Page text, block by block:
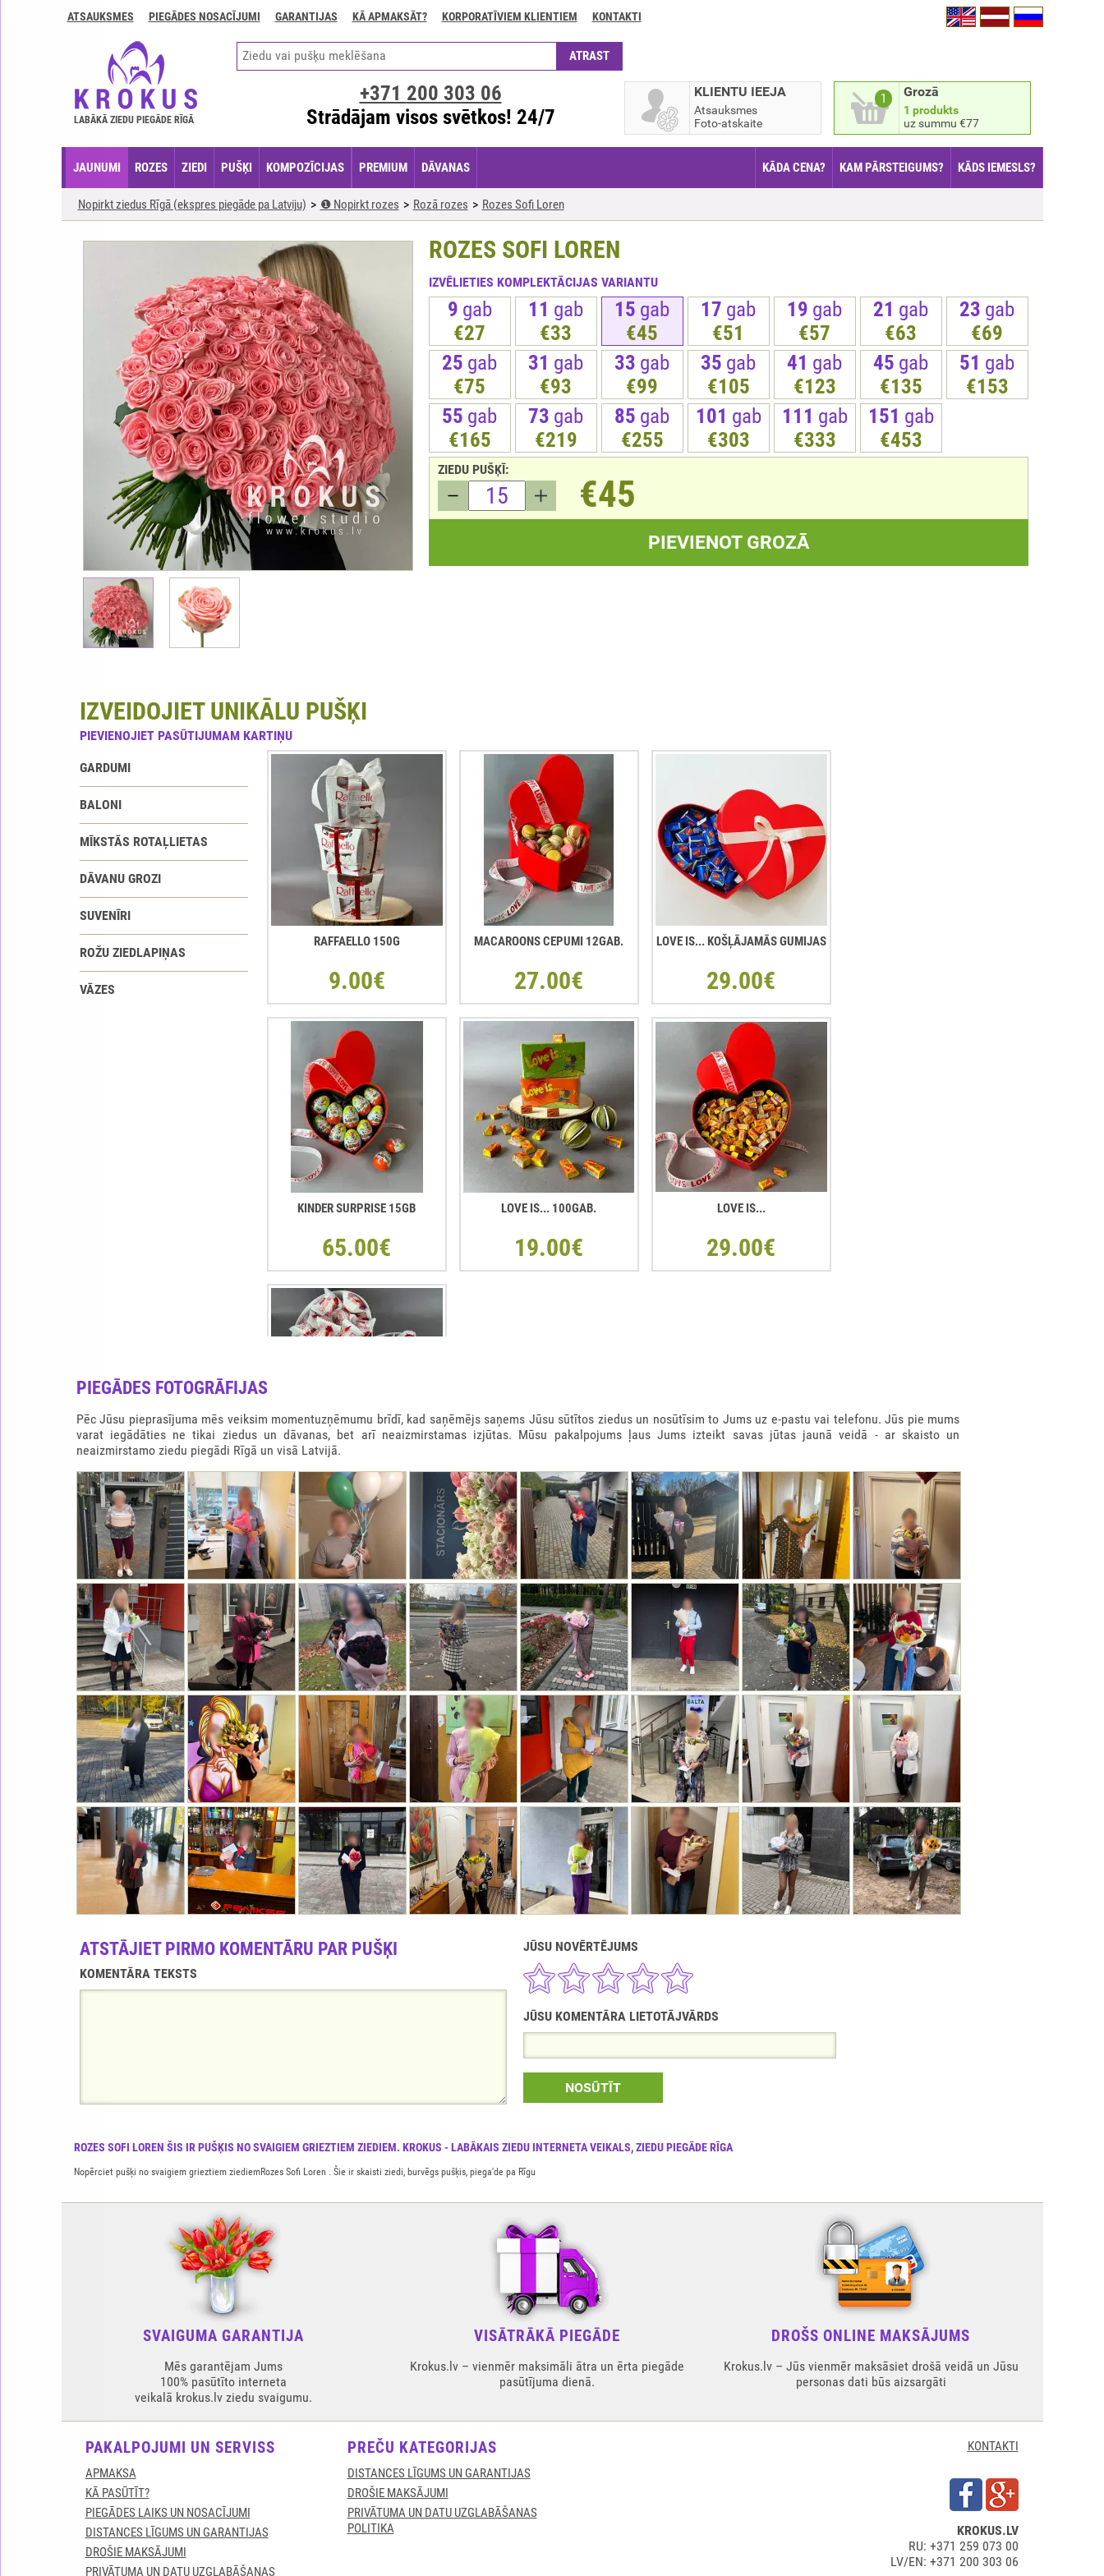
GARANTIJAS
apmaksāt?
pasūtījumu?
ATSAUKSMES PIEGĀDES NOSACĪJUMI GARANTIJAS KĀ APMAKSĀT? KORPORATĪVIEM KLIENTIEM KONTAKTI
ROZES SOFI LOREN ŠIS IR PUŠĶIS NO SVAIGIEM GRIEZTIEM ZIEDIEM. KROKUS - LABĀKAIS ZIEDU INTERNETA VEIKALS, ZIEDU PIEGĀDE RĪGA
Nopērciet pušķi no svaigiem grieztiem ziediemRozes Sofi Loren . Šie ir skaisti ziedi, burvēgs pušķis, piega'de pa Rīgu
LABĀKĀ ZIEDU PIEGĀDE RĪGĀ
1 Grozā
1 produkts
uz summu €77
KLIENTU IEEJA
Atsauksmes
Foto-atskaite
+371 200 303 06
Strādājam visos svētkos! 24/7
JAUNUMI ROZES ZIEDI PUŠĶI KOMPOZĪCIJAS PREMIUM DĀVANAS KĀDA CENA? KAM PĀRSTEIGUMS? KĀDS IEMESLS?
Nopirkt ziedus Rīgā (ekspres piegāde pa Latviju) ❶ Nopirkt rozes Rozā rozes Rozes Sofi Loren
ROZES SOFI LOREN
IZVĒLIETIES KOMPLEKTĀCIJAS VARIANTU
9 gab
€27
11 gab
€33
15 gab
€45
17 gab
€51
19 gab
€57
21 gab
€63
23 gab
€69
25 gab
€75
31 gab
€93
33 gab
€99
35 gab
€105
41 gab
€123
45 gab
€135
51 gab
€153
55 gab
€165
73 gab
€219
85 gab
€255
101 gab
€303
111 gab
€333
151 gab
€453
ZIEDU PUŠĶĪ:
€45
PIEVIENOT GROZĀ
IZVEIDOJIET UNIKĀLU PUŠĶI
PIEVIENOJIET PASŪTIJUMAM KARTIŅU
GARDUMI
BALONI
MĪKSTĀS ROTAĻLIETAS
DĀVANU GROZI
SUVENĪRI
ROŽU ZIEDLAPIŅAS
VĀZES
RAFFAELLO 150G
9.00€
MACAROONS CEPUMI 12GAB.
27.00€
LOVE IS... KOŠĻĀJAMĀS GUMIJAS
29.00€
KINDER SURPRISE 15GB
65.00€
LOVE IS... 100GAB.
19.00€
LOVE IS...
29.00€
RAFFAELLO SIRDS KASTE 900GR
65.00€
PIEGĀDES FOTOGRĀFIJAS
Pēc Jūsu pieprasījuma mēs veiksim momentuzņēmumu brīdī, kad saņēmējs saņems Jūsu sūtītos ziedus un nosūtīsim to Jums uz e-pastu vai telefonu. Jūs pie mums
varat iegādāties ne tikai ziedus un dāvanas, bet arī neaizmirstamas izjūtas. Mūsu pakalpojums ļaus Jums izteikt savas jūtas jaunā veidā - ar skaisto un
neaizmirstamo ziedu piegādi Rīgā un visā Latvijā.
ATSTĀJIET PIRMO KOMENTĀRU PAR PUŠĶI
KOMENTĀRA TEKSTS
JŪSU NOVĒRTĒJUMS
JŪSU KOMENTĀRA LIETOTĀJVĀRDS
NOSŪTĪT
SVAIGUMA GARANTIJA
Mēs garantējam Jums
100% pasūtīto interneta
veikalā krokus.lv ziedu svaigumu.
VISĀTRĀKĀ PIEGĀDE
Krokus.lv – vienmēr maksimāli ātra un ērta piegāde
pasūtījuma dienā.
DROŠS ONLINE MAKSĀJUMS
Krokus.lv – Jūs vienmēr maksāsiet drošā veidā un Jūsu
personas dati būs aizsargāti
PAKALPOJUMI UN SERVISS
APMAKSA
KĀ PASŪTĪT?
PIEGĀDES LAIKS UN NOSACĪJUMI
DISTANCES LĪGUMS UN GARANTIJAS
DROŠIE MAKSĀJUMI
PRIVĀTUMA UN DATU UZGLABĀŠANAS
PREČU KATEGORIJAS
DISTANCES LĪGUMS UN GARANTIJAS
DROŠIE MAKSĀJUMI
PRIVĀTUMA UN DATU UZGLABĀŠANAS
POLITIKA
KONTAKTI
KROKUS.LV
RU: +371 259 073 00
LV/EN: +371 200 303 06